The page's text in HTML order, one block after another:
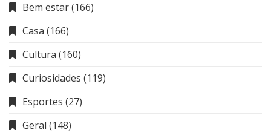
Bem estar(166)
Casa (166)
Cultura (160)
Curiosidades (119)
Esportes (27)
Geral (148)